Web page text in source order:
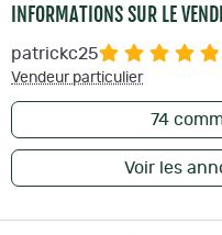
INFORMATIONS SUR LE
patrickc25
Vendeur particulier
74
Voir les